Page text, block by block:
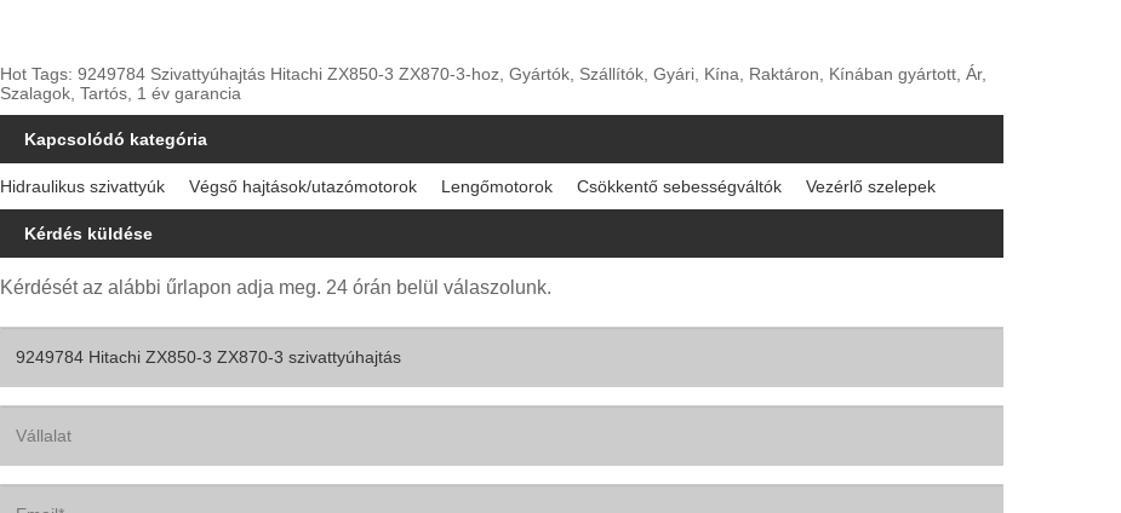
Hot Tags: 9249784 Szivattyúhajtás Hitachi ZX850-3 ZX870-3-hoz, Gyártók, Szállítók, Gyári, Kína, Raktáron, Kínában gyártott, Ár,
Szalagok, Tartós, 1 év garancia
Kapcsolódó kategória
Hidraulikus szivattyúk Végső hajtások/utazómotorok Lengőmotorok Csökkentő sebességváltók Vezérlő szelepek
Kérdés küldése
Kérdését az alábbi űrlapon adja meg. 24 órán belül válaszolunk.